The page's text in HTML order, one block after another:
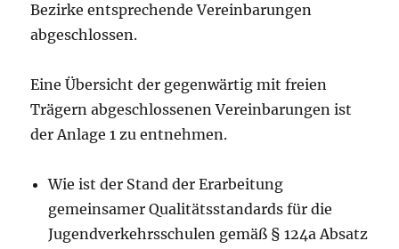
Bezirke entsprechende Vereinbarungen
abgeschlossen.
Eine Übersicht der gegenwärtig mit freien
Trägern abgeschlossenen Vereinbarungen ist
der Anlage 1 zu entnehmen.
Wie ist der Stand der Erarbeitung
gemeinsamer Qualitätsstandards für die
Jugendverkehrsschulen gemäß § 124a Absatz